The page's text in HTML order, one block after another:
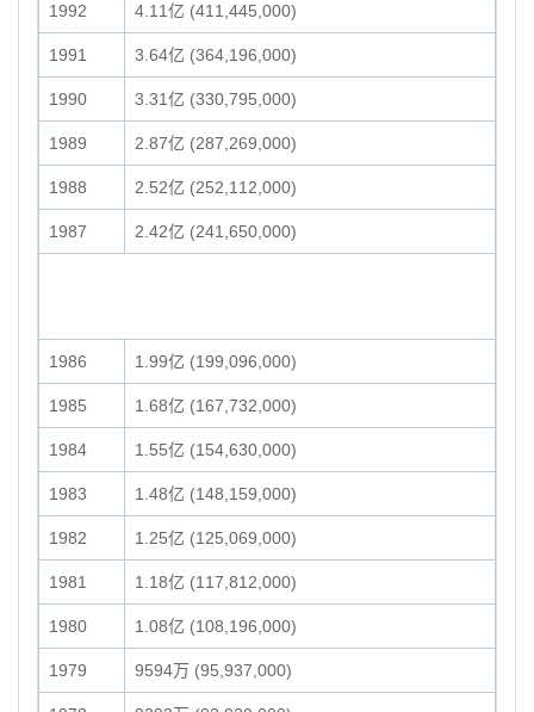
1992 4.11亿 (411,445,000)
1991 3.64亿 (364,196,000)
1990 3.31亿 (330,795,000)
1989 2.87亿 (287,269,000)
1988 2.52亿 (252,112,000)
1987 2.42亿 (241,650,000)
1986 1.99亿 (199,096,000)
1985 1.68亿 (167,732,000)
1984 1.55亿 (154,630,000)
1983 1.48亿 (148,159,000)
1982 1.25亿 (125,069,000)
1981 1.18亿 (117,812,000)
1980 1.08亿 (108,196,000)
1979 9594万 (95,937,000)